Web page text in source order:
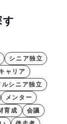
シニア独立
ャリア
ルシニア独立
メンター
育成
会議